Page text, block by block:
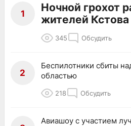
1
Ночной грохот
жителей Кстова
345 Обсудить
2
Беспилотники сбиты
областью
218 Обсудить
Авиашоу с участием